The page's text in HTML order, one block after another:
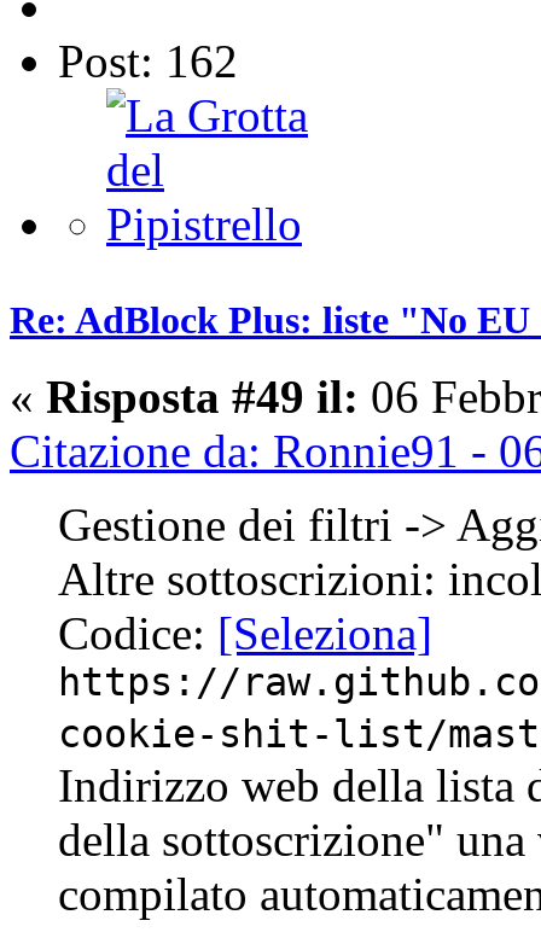
Post: 162
Re: AdBlock Plus: liste "No
« Risposta #49 il: 06
Citazione da: Ronnie91 -
Gestione dei filtri ->
Altre sottoscrizioni:
Codice: [Seleziona]
https://
cookie-shit-list/
Indirizzo web della
della sottoscrizione"
compilato